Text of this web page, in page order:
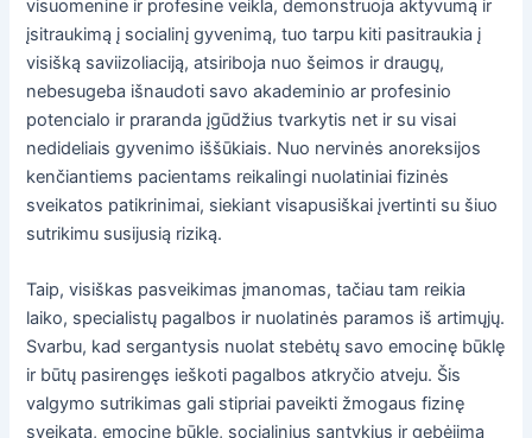
visuomenine ir profesine veikla, demonstruoja aktyvumą ir
įsitraukimą į socialinį gyvenimą, tuo tarpu kiti pasitraukia į
visišką saviizoliaciją, atsiriboja nuo šeimos ir draugų,
nebesugeba išnaudoti savo akademinio ar profesinio
potencialo ir praranda įgūdžius tvarkytis net ir su visai
nedideliais gyvenimo iššūkiais. Nuo nervinės anoreksijos
kenčiantiems pacientams reikalingi nuolatiniai fizinės
sveikatos patikrinimai, siekiant visapusiškai įvertinti su šiuo
sutrikimu susijusią riziką.
Taip, visiškas pasveikimas įmanomas, tačiau tam reikia
laiko, specialistų pagalbos ir nuolatinės paramos iš artimųjų.
Svarbu, kad sergantysis nuolat stebėtų savo emocinę būklę
ir būtų pasirengęs ieškoti pagalbos atkryčio atveju. Šis
valgymo sutrikimas gali stipriai paveikti žmogaus fizinę
sveikatą, emocinę būklę, socialinius santykius ir gebėjimą